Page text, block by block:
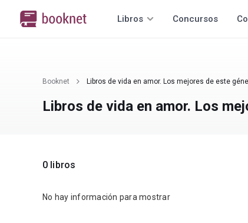
Libros Concursos
Booknet Libros de vida en amor. Los mejores de este
Libros de vida en amor. Los
0 libros
No hay información para mostrar